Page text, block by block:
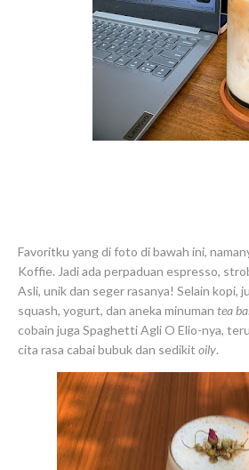
Favoritku yang di foto di bawah ini,
Koffie. Jadi ada perpaduan espresso,
Asli, unik dan seger rasanya! Selain kopi,
squash, yogurt, dan aneka minuman tea
cobain juga Spaghetti Agli O Elio-nya,
cita rasa cabai bubuk dan sedikit oily.